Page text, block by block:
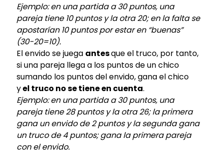
Ejemplo: en una partida a 30 puntos, una
pareja tiene 10 puntos y la otra 20; en la falta se
apostarían 10 puntos por estar en “buenas”
(30-20=10).
El envido se juega antesque el truco, por tanto,
si una pareja llega a los puntos de un chico
sumando los puntos del envido, gana el chico
yel truco no se tiene en cuenta.
Ejemplo: en una partida a 30 puntos, una
pareja tiene 28 puntos y la otra 26; la primera
gana un envido de 2 puntos y la segunda gana
un truco de 4 puntos; gana la primera pareja
con el envido.